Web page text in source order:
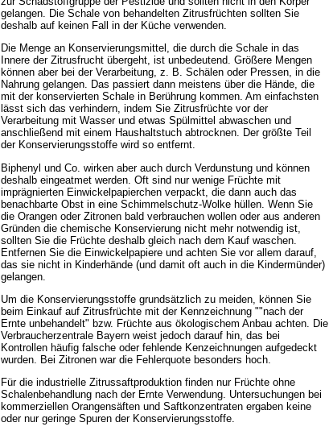
gelangen. Die Schale von behandelten Zitrusfrüchten sollten Sie
deshalb auf keinen Fall in der Küche verwenden.
Die Menge an Konservierungsmittel, die durch die Schale in das
Innere der Zitrusfrucht übergeht, ist unbedeutend. Größere Mengen
können aber bei der Verarbeitung, z. B. Schälen oder Pressen, in die
Nahrung gelangen. Das passiert dann meistens über die Hände, die
mit der konservierten Schale in Berührung kommen. Am einfachsten
lässt sich das verhindern, indem Sie Zitrusfrüchte vor der
Verarbeitung mit Wasser und etwas Spülmittel abwaschen und
anschließend mit einem Haushaltstuch abtrocknen. Der größte Teil
der Konservierungsstoffe wird so entfernt.
Biphenyl und Co. wirken aber auch durch Verdunstung und können
deshalb eingeatmet werden. Oft sind nur wenige Früchte mit
imprägnierten Einwickelpapierchen verpackt, die dann auch das
benachbarte Obst in eine Schimmelschutz-Wolke hüllen. Wenn Sie
die Orangen oder Zitronen bald verbrauchen wollen oder aus anderen
Gründen die chemische Konservierung nicht mehr notwendig ist,
sollten Sie die Früchte deshalb gleich nach dem Kauf waschen.
Entfernen Sie die Einwickelpapiere und achten Sie vor allem darauf,
das sie nicht in Kinderhände (und damit oft auch in die Kindermünder)
gelangen.
Um die Konservierungsstoffe grundsätzlich zu meiden, können Sie
beim Einkauf auf Zitrusfrüchte mit der Kennzeichnung ""nach der
Ernte unbehandelt" bzw. Früchte aus ökologischem Anbau achten. Die
Verbraucherzentrale Bayern weist jedoch darauf hin, das bei
Kontrollen häufig falsche oder fehlende Kenzeichnungen aufgedeckt
wurden. Bei Zitronen war die Fehlerquote besonders hoch.
Für die industrielle Zitrussaftproduktion finden nur Früchte ohne
Schalenbehandlung nach der Ernte Verwendung. Untersuchungen bei
kommerziellen Orangensäften und Saftkonzentraten ergaben keine
oder nur geringe Spuren der Konservierungsstoffe.